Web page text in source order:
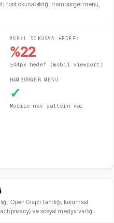
font okunabilirliği, hamburger menü,
MOBİL DOKUNMA HEDEFİ
%22
≥44px hedef (mobil viewport)
HAMBURGER MENÜ
✓
Mobile nav pattern var
Open Graph tamlığı, kurumsal
privacy) ve sosyal medya varlığı.